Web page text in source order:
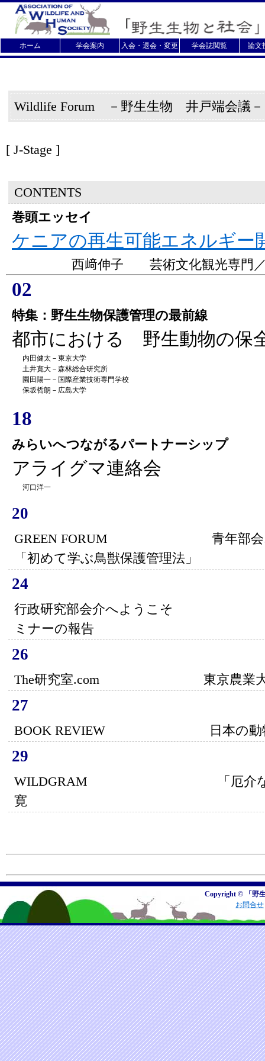
ホーム 学会案内 入会・退会・変更 学会誌閲覧 論文
Wildlife Forum －野生生物 井戸端会議
[ J-Stage ]
CONTENTS
巻頭エッセイ
ケニアの再生可能エネルギー
西﨑伸子 芸術文化観光専門
02
特集：野生生物保護管理の最前線
都市における 野生動物の保
内田健太－東京大学
土井寛大－森林総合研究所
園田陽一－国際産業技術専門学校
保坂哲朗－広島大学
18
みらいへつながるパートナーシップ
アライグマ連絡会
河口洋一
20
GREEN FORUM 青年部会オン
「初めて学ぶ鳥獣保護管理法」
24
行政研究部会介へようこそ
ミナーの報告
26
The研究室.com 東京農業大学
27
BOOK REVIEW 日本の動
29
WILDGRAM 「厄介な存在に
寛
Copyright © 「野
お問合せ